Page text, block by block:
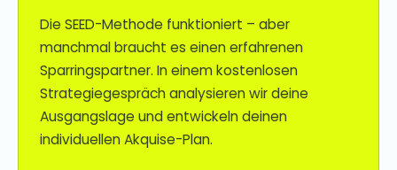
Die SEED-Methode funktioniert – aber
manchmal braucht es einen erfahrenen
Sparringspartner. In einem kostenlosen
Strategiegespräch analysieren wir deine
Ausgangslage und entwickeln deinen
individuellen Akquise-Plan.